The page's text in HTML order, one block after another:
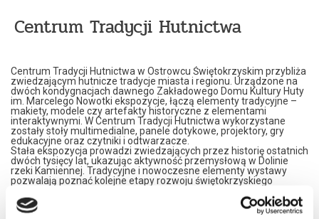
Centrum Tradycji Hutnictwa
Centrum Tradycji Hutnictwa w Ostrowcu Świętokrzyskim przybliża
zwiedzającym hutnicze tradycje miasta i regionu. Urządzone na
dwóch kondygnacjach dawnego Zakładowego Domu Kultury Huty
im. Marcelego Nowotki ekspozycje, łączą elementy tradycyjne –
makiety, modele czy artefakty historyczne z elementami
interaktywnymi. W Centrum Tradycji Hutnictwa wykorzystane
zostały stoły multimedialne, panele dotykowe, projektory, gry
edukacyjne oraz czytniki i odtwarzacze.
Stała ekspozycja prowadzi zwiedzających przez historię ostatnich
dwóch tysięcy lat, ukazując aktywność przemysłową w Dolinie
rzeki Kamiennej. Tradycyjne i nowoczesne elementy wystawy
pozwalają poznać kolejne etapy rozwoju świętokrzyskiego
wykonywania interaktywnych zadań.
Centrum Tradycji Hutnictwa, to także prezentacja czterech